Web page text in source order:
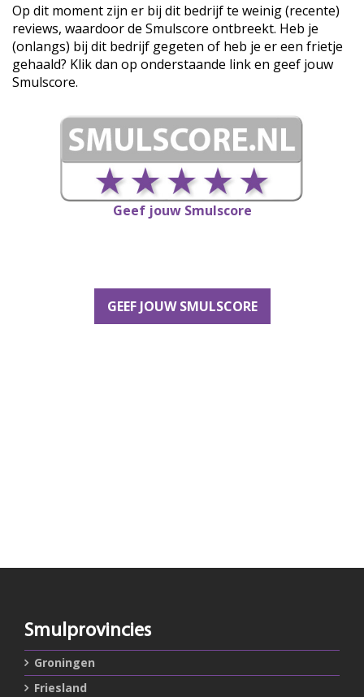
Op dit moment zijn er bij dit bedrijf te weinig (recente)
reviews, waardoor de Smulscore ontbreekt. Heb je
(onlangs) bij dit bedrijf gegeten of heb je er een frietje
gehaald? Klik dan op onderstaande link en geef jouw
Smulscore.
Geef jouw Smulscore
GEEF JOUW SMULSCORE
Smulprovincies
Groningen
Friesland